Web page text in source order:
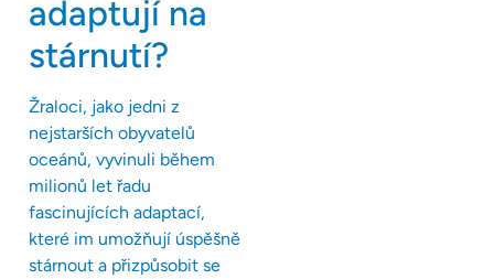
adaptují na
stárnutí?
Žraloci, jako jedni z
nejstarších obyvatelů
oceánů, vyvinuli během
milionů let řadu
fascinujících adaptací,
které im umožňují úspěšně
stárnout a přizpůsobit se